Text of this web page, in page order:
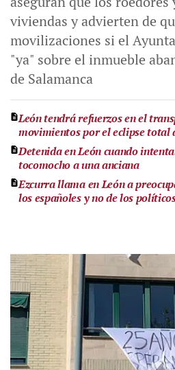
viviendas y advierten de
movilizaciones si el
"ya" sobre el inmueble
de Salamanca
León tendrá refuerzos en el
movimientos por el eclipse total
Detenida en León cuando
tocomocho a una anciana
Ezcurra llama en León a
los españoles y no de los